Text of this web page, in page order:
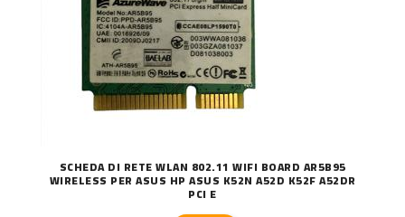
SCHEDA DI RETE WLAN 802.11 WIFI BOARD AR5B95
WIRELESS PER ASUS HP ASUS K52N A52D K52F A52DR
PCI E